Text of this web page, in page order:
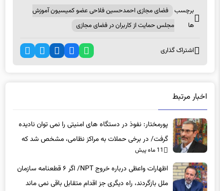
برچسب فضای مجازی احمدحسین فلاحی عضو کمیسیون آموزش
اخبار مرتبط
پورمختار: نفوذ در دستگاه های امنیتی را نمی توان نادیده
گرفت/ در برخی حملات به مراکز نظامی، مشخص شد که
عوامل نفوذی دخیل بوده‌اند
11 ماه پیش
اظهارات واعظی درباره خروج NPT/ اگر ۶ قطعنامه سازمان